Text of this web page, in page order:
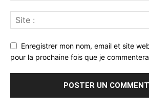
Enregistrer mon nom, email et site
pour la prochaine fois que je